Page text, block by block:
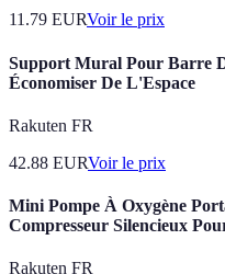
11.79 EURVoir le prix
Support Mural Pour Barre
Économiser De L'Espace
Rakuten FR
42.88 EURVoir le prix
Mini Pompe À Oxygène
Compresseur Silencieux
Rakuten FR